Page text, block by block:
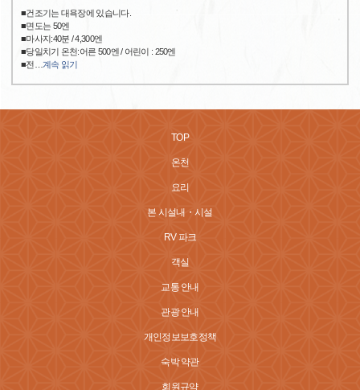
■건조기는 대욕장에 있습니다.
■면도는 50엔
■마사지:40분 / 4,300엔
■당일치기 온천:어른 500엔 / 어린이 : 250엔
■전
계속 읽기
TOP
온천
요리
본 시설내・시설
RV 파크
객실
교통 안내
관광 안내
개인정보보호정책
숙박 약관
회원규약